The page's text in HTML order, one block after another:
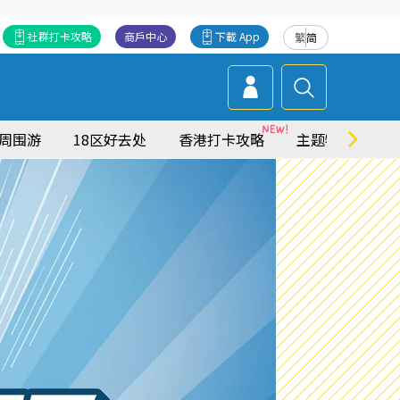
繁简
下載 App
商戶中心
社群打卡攻略
围游 18区好去处 香港打卡攻略 主题特集